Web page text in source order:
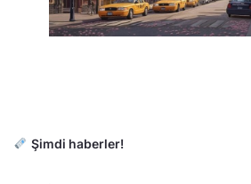
Şimdi haberler!